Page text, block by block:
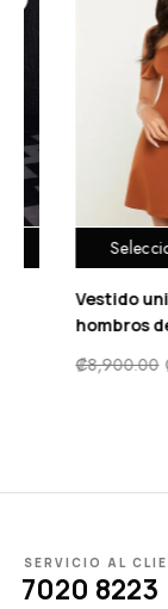
₡
SERVICIO AL
7020 8223